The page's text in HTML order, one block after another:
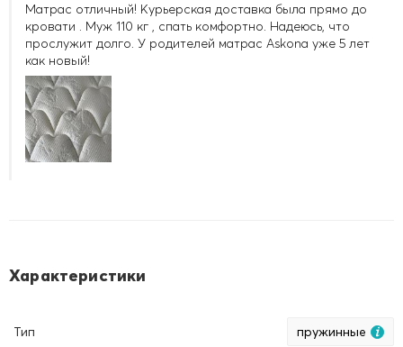
Матрас отличный! Курьерская доставка была прямо до
кровати . Муж 110 кг , спать комфортно. Надеюсь, что
прослужит долго. У родителей матрас Askona уже 5 лет
как новый!
Характеристики
Тип пружинные